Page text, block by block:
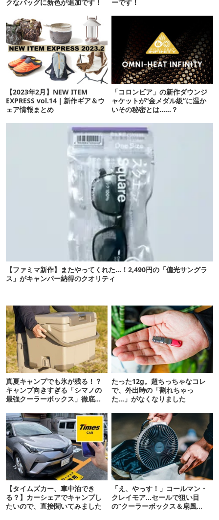
クなバッグに新色が追加です！ ーです！
【2023年2月】NEW ITEM
EXPRESS vol.14｜新作ギア＆ウ
ェア情報まとめ
「コロンビア」の新作ダウンジ
ャケットが“金メダル級”に温か
いその秘密とは……？
【ファミマ新作】またやってくれた…！2,490円の「偏光サングラ
ス」がキャンパー納得のクオリティ
真夏キャンプでも氷が残る！？
キャンプ向きすぎる「シマノの
最強クーラーボックス」徹底解
たった12g。超ちっちゃなコレ
で、外出時の「割れちゃっ
た…」がなくなりました
【タイムズカー、車中泊でき
る？】カーシェアでキャンプし
たいので、直接聞いてみました
「え、やっす！」コールマン・
クレイモア…セールで狙い目
の“クーラーボックス＆扇風